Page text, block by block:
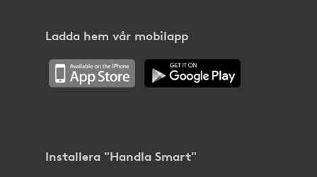
Ladda hem vår mobilapp
Installera "Handla Smart"